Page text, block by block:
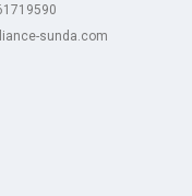
sunda.com